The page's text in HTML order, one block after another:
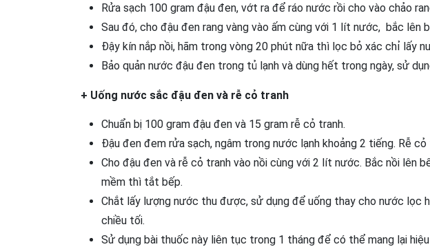
Rửa sạch 100 gram đậu đen, vớt ra để ráo nước rồi cho vào chảo
Sau đó, cho đậu đen rang vàng vào ấm cùng với 1 lít nước, bắc lên
Đậy kín nắp nồi, hãm trong vòng 20 phút nữa thì lọc bỏ xác chỉ lấy
Bảo quản nước đậu đen trong tủ lạnh và dùng hết trong ngày, sử
+ Uống nước sắc đậu đen và rễ cỏ tranh
Chuẩn bị 100 gram đậu đen và 15 gram rễ cỏ tranh.
Đậu đen đem rửa sạch, ngâm trong nước lạnh khoảng 2 tiếng. Rễ
Cho đậu đen và rễ cỏ tranh vào nồi cùng với 2 lít nước. Bắc nồi lên
mềm thì tắt bếp.
Chắt lấy lượng nước thu được, sử dụng để uống thay cho nước lọc
chiều tối.
Sử dụng bài thuốc này liên tục trong 1 tháng để có thể mang lại